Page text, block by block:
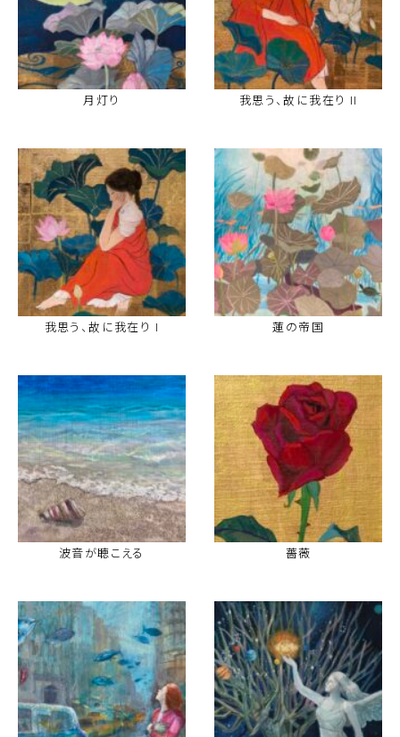
月灯り 我思う、故に我在り II
我思う、故に我在り I 蓮の帝国
波音が聴こえる 薔薇